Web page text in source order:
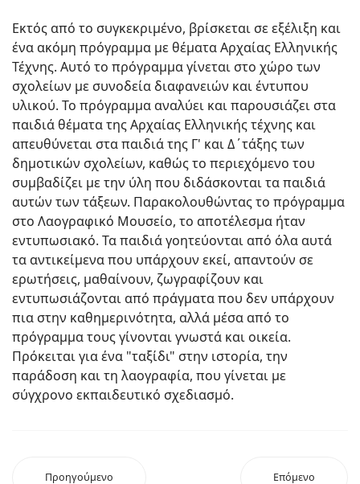
Εκτός από το συγκεκριμένο, βρίσκεται σε εξέλιξη και
ένα ακόμη πρόγραμμα με θέματα Αρχαίας Ελληνικής
Τέχνης. Αυτό το πρόγραμμα γίνεται στο χώρο των
σχολείων με συνοδεία διαφανειών και έντυπου
υλικού. Το πρόγραμμα αναλύει και παρουσιάζει στα
παιδιά θέματα της Αρχαίας Ελληνικής τέχνης και
απευθύνεται στα παιδιά της Γ' και Δ΄τάξης των
δημοτικών σχολείων, καθώς το περιεχόμενο του
συμβαδίζει με την ύλη που διδάσκονται τα παιδιά
αυτών των τάξεων. Παρακολουθώντας το πρόγραμμα
στο Λαογραφικό Μουσείο, το αποτέλεσμα ήταν
εντυπωσιακό. Τα παιδιά γοητεύονται από όλα αυτά
τα αντικείμενα που υπάρχουν εκεί, απαντούν σε
ερωτήσεις, μαθαίνουν, ζωγραφίζουν και
εντυπωσιάζονται από πράγματα που δεν υπάρχουν
πια στην καθημερινότητα, αλλά μέσα από το
πρόγραμμα τους γίνονται γνωστά και οικεία.
Πρόκειται για ένα "ταξίδι" στην ιστορία, την
παράδοση και τη λαογραφία, που γίνεται με
σύγχρονο εκπαιδευτικό σχεδιασμό.
Προηγούμενο Επόμενο